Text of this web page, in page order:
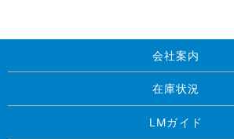
会社案内
在庫状況
LMガイド